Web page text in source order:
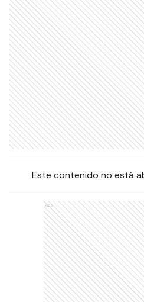
Este contenido no está
Ads